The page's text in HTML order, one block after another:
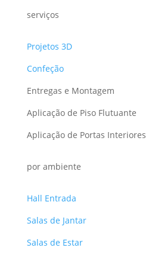
serviços
Projetos 3D
Confeção
Entregas e Montagem
Aplicação de Piso Flutuante
Aplicação de Portas Interiores
por ambiente
Hall Entrada
Salas de Jantar
Salas de Estar